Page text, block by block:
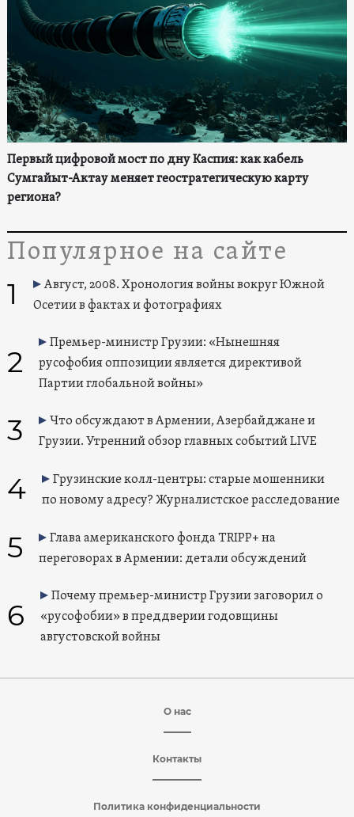
Первый цифровой мост по дну Каспия: как кабель
Сумгайыт-Актау меняет геостратегическую карту
региона?
Популярное на сайте
1
Август, 2008. Хронология войны вокруг Южной
Осетии в фактах и фотографиях
2
Премьер-министр Грузии: «Нынешняя
русофобия оппозиции является директивой
Партии глобальной войны»
3
Что обсуждают в Армении, Азербайджане и
Грузии. Утренний обзор главных событий LIVE
4
Грузинские колл-центры: старые мошенники
по новому адресу? Журналистское расследование
5
Глава американского фонда TRIPP+ на
переговорах в Армении: детали обсуждений
6
Почему премьер-министр Грузии заговорил о
«русофобии» в преддверии годовщины
августовской войны
О нас
Контакты
Политика конфиденциальности